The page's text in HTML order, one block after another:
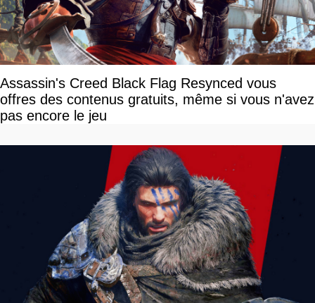
Assassin's Creed Black Flag Resynced vous
offres des contenus gratuits, même si vous n'avez
pas encore le jeu